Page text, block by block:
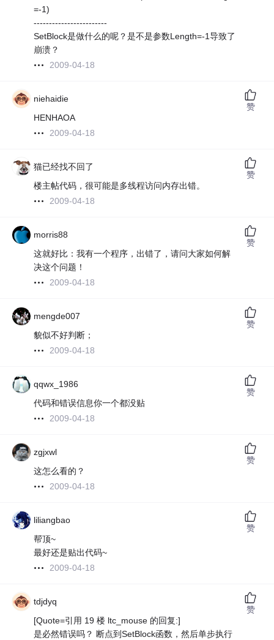
=-1)
------------------------
SetBlock是做什么的呢？是不是参数Length=-1导致了
崩溃？
2009-04-18
niehaidie
HENHAOA
2009-04-18
赞
猫已经找不回了
楼主帖代码，很可能是多线程访问内存出错。
2009-04-18
赞
morris88
这就好比：我有一个程序，出错了，请问大家如何解
决这个问题！
2009-04-18
赞
mengde007
貌似不好判断；
2009-04-18
赞
qqwx_1986
代码和错误信息你一个都没贴
2009-04-18
赞
zgjxwl
这怎么看的？
2009-04-18
赞
liliangbao
帮顶~
最好还是贴出代码~
2009-04-18
赞
tdjdyq
[Quote=引用 19 楼 ltc_mouse 的回复:]
是必然错误吗？ 断点到SetBlock函数，然后单步执行
赞